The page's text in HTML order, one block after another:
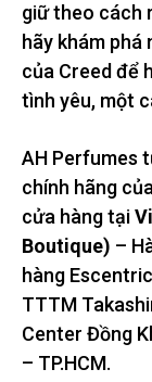
giữ theo cách
hãy khám
của Creed để
tình yêu, một
AH Perfumes
chính hãng
cửa hàng tại
Boutique) –
hàng
TTTM
Center Đồng
– TP.HCM.